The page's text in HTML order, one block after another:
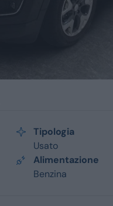
Tipologia
Usato
Alimentazione
Benzina